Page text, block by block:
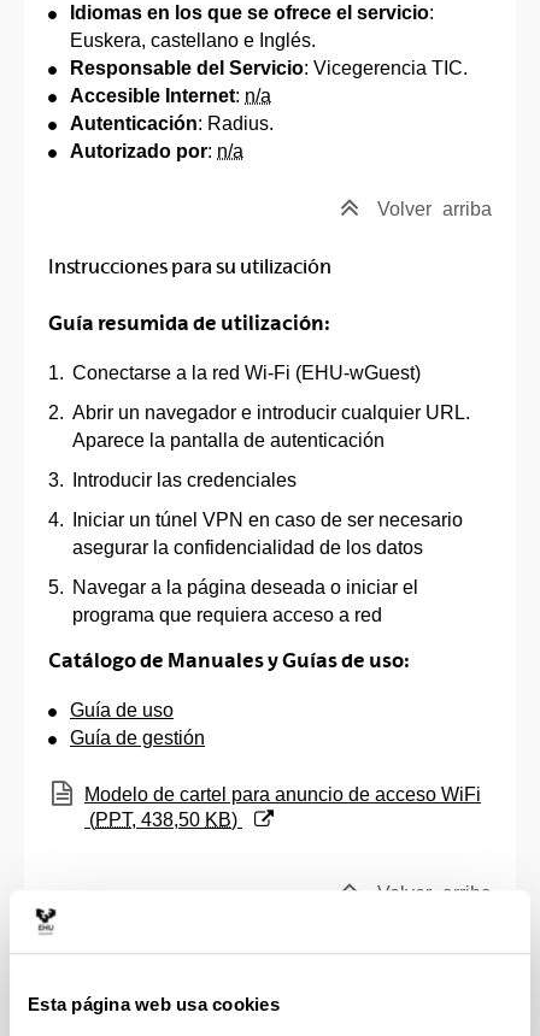
Esta página web usa cookies
Idiomas en los que se ofrece el servicio:
Euskera, castellano e Inglés.
Responsable del Servicio: Vicegerencia TIC.
Accesible Internet: n/a
Autenticación: Radius.
Autorizado por: n/a
Volver arriba
Instrucciones para su utilización
Guía resumida de utilización:
Conectarse a la red Wi-Fi (EHU-wGuest)
Abrir un navegador e introducir cualquier URL.
Aparece la pantalla de autenticación
Introducir las credenciales
Iniciar un túnel VPN en caso de ser necesario
asegurar la confidencialidad de los datos
Navegar a la página deseada o iniciar el
programa que requiera acceso a red
Catálogo de Manuales y Guías de uso:
Guía de uso
Guía de gestión
(Abre una nueva ventana)
Modelo de cartel para anuncio de acceso WiFi
(PPT, 438,50 KB)
Volver arriba
Condiciones del servicio
Requerimientos